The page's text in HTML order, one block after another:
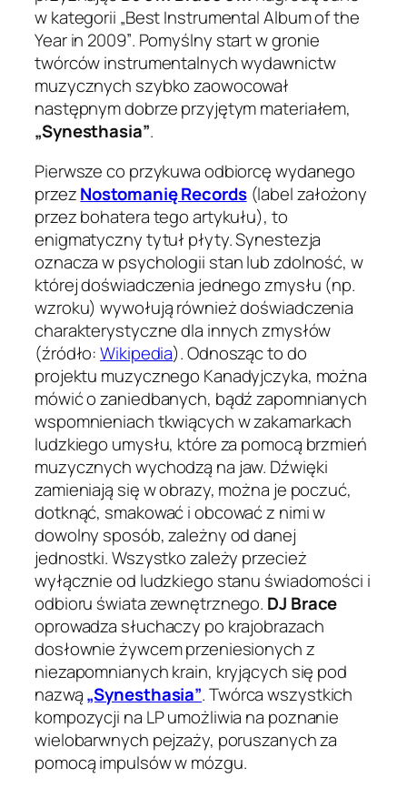
w kategorii „Best Instrumental Album of the
Year in 2009”. Pomyślny start w gronie
twórców instrumentalnych wydawnictw
muzycznych szybko zaowocował
następnym dobrze przyjętym materiałem,
„Synesthasia”.
Pierwsze co przykuwa odbiorcę wydanego
przezNostomanię Records(label założony
przez bohatera tego artykułu), to
enigmatyczny tytuł płyty. Synestezja
oznaczaw psychologii stan lub zdolność, w
której doświadczenia jednego zmysłu (np.
wzroku) wywołują również doświadczenia
charakterystyczne dla innych zmysłów
(źródło:Wikipedia). Odnosząc to do
projektu muzycznego Kanadyjczyka, można
mówić o zaniedbanych, bądź zapomnianych
wspomnieniach tkwiących w zakamarkach
ludzkiego umysłu, które za pomocą brzmień
muzycznych wychodzą na jaw. Dźwięki
zamieniają się w obrazy, można je poczuć,
dotknąć, smakować i obcować z nimi w
dowolny sposób, zależny od danej
jednostki. Wszystko zależy przecież
wyłącznie od ludzkiego stanu świadomości i
odbioru świata zewnętrznego. DJ Brace
oprowadza słuchaczy po krajobrazach
dosłownie żywcem przeniesionych z
niezapomnianych krain, kryjących się pod
nazwą„Synesthasia”. Twórca wszystkich
kompozycji na LP umożliwia na poznanie
wielobarwnych pejzaży, poruszanych za
pomocą impulsów w mózgu.